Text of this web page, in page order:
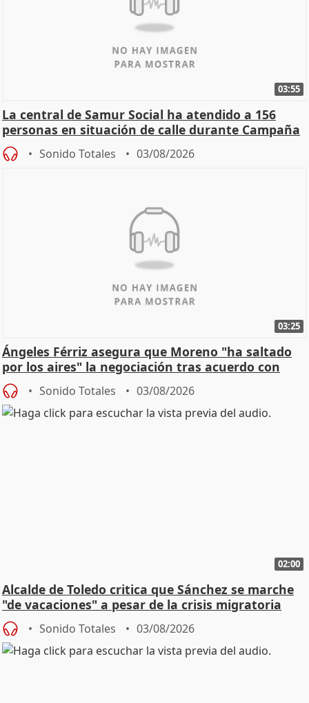
03:55
La central de Samur Social ha atendido a 156
personas en situación de calle durante Campaña
de Calor
Sonido Totales 03/08/2026
03:25
Ángeles Férriz asegura que Moreno "ha saltado
por los aires" la negociación tras acuerdo con
SMA
Sonido Totales 03/08/2026
02:00
Alcalde de Toledo critica que Sánchez se marche
"de vacaciones" a pesar de la crisis migratoria
Sonido Totales 03/08/2026